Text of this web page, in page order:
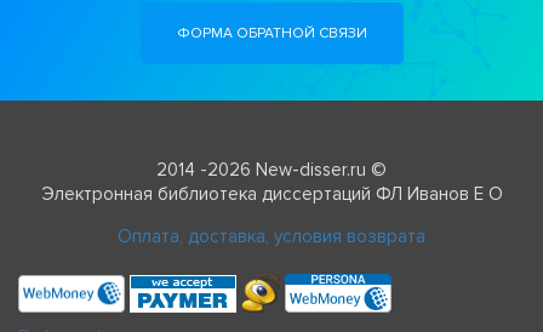
ФОРМА ОБРАТНОЙ СВЯЗИ
2014 -2026 New-disser.ru ©
Электронная библиотека диссертаций ФЛ Иванов Е О
Оплата, доставка, условия возврата